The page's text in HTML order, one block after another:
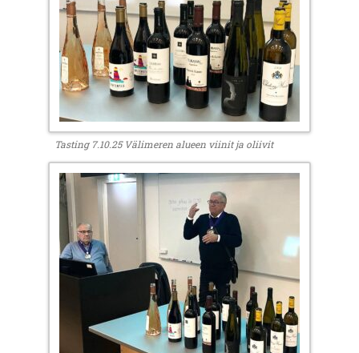
Tasting 7.10.25 Välimeren alueen viinit ja oliivit